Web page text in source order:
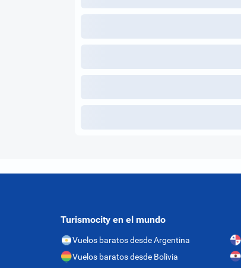
Turismocity en el mundo
Vuelos baratos desde Argentina
Vuelos baratos desde Bolivia